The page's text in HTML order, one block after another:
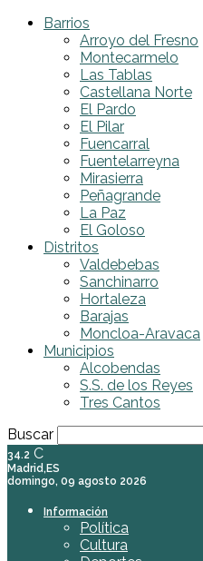
Barrios
Arroyo del Fresno
Montecarmelo
Las Tablas
Castellana Norte
El Pardo
El Pilar
Fuencarral
Fuentelarreyna
Mirasierra
Peñagrande
La Paz
El Goloso
Distritos
Valdebebas
Sanchinarro
Hortaleza
Barajas
Moncloa-Aravaca
Municipios
Alcobendas
S.S. de los Reyes
Tres Cantos
Buscar
34.2 C
Madrid,ES
domingo, 09 agosto 2026
Información
Política
Cultura